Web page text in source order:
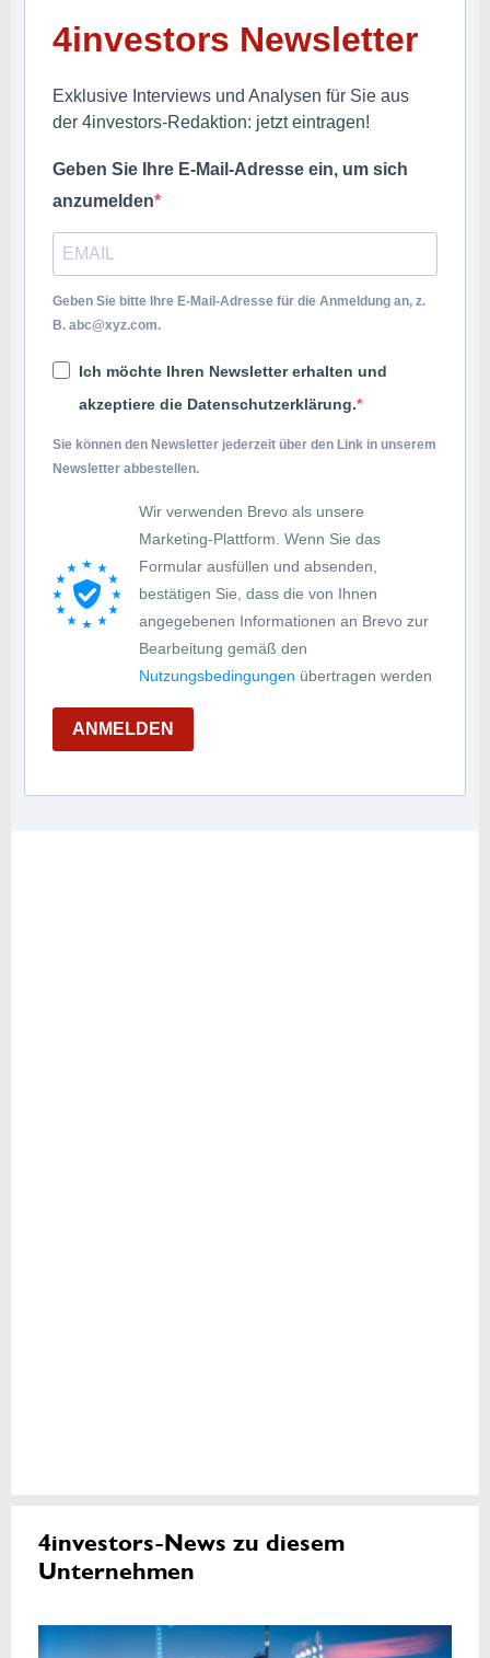
4investors Newsletter
Exklusive Interviews und Analysen für Sie aus
der 4investors-Redaktion: jetzt eintragen!
Geben Sie Ihre E-Mail-Adresse ein, um sich
anzumelden
Geben Sie bitte Ihre E-Mail-Adresse für die Anmeldung an, z.
B. abc@xyz.com.
Ich möchte Ihren Newsletter erhalten und
akzeptiere die Datenschutzerklärung.
Sie können den Newsletter jederzeit über den Link in unserem
Newsletter abbestellen.
Wir verwenden Brevo als unsere
Marketing-Plattform. Wenn Sie das
Formular ausfüllen und absenden,
bestätigen Sie, dass die von Ihnen
angegebenen Informationen an Brevo zur
Bearbeitung gemäß den
Nutzungsbedingungen übertragen werden
ANMELDEN
4investors-News zu diesem
Unternehmen